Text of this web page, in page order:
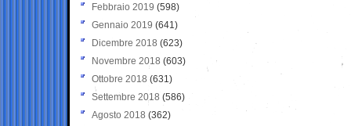
Febbraio 2019 (598)
Gennaio 2019 (641)
Dicembre 2018 (623)
Novembre 2018 (603)
Ottobre 2018 (631)
Settembre 2018 (586)
Agosto 2018 (362)